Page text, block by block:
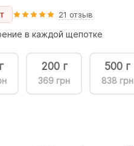
21 отзыв
в каждой щепотке
200 г
369 грн
500 г
838 грн